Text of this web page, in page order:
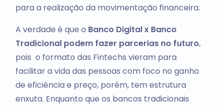
para a realização da movimentação financeira.
A verdade é que o Banco Digital x Banco
Tradicional podem fazer parcerias no futuro,
pois o formato das Fintechs vieram para
facilitar a vida das pessoas com foco no ganho
de eficiência e preço, porém, tem estrutura
enxuta. Enquanto que os bancos tradicionais